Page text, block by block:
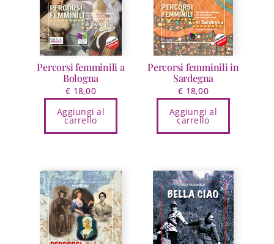
Percorsi femminili a
Bologna
€ 18,00
Aggiungi al
carrello
Percorsi femminili in
Sardegna
€ 18,00
Aggiungi al
carrello